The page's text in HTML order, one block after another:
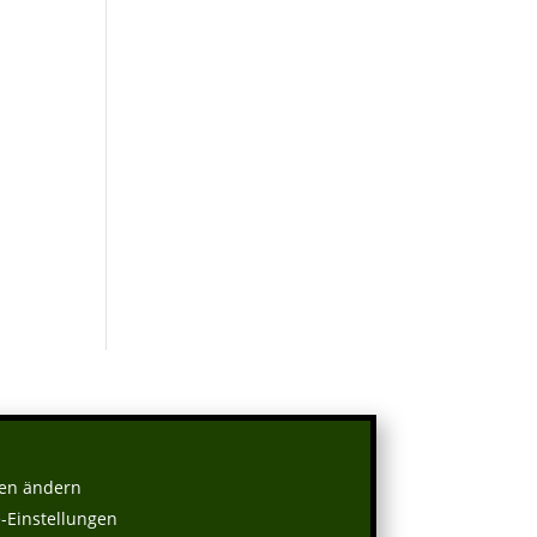
ändern
Einstellungen